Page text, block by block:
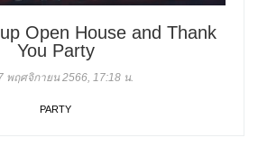
Open House and Thank
You Party
พฤศจิกายน 2566, 17:18 น.
PARTY